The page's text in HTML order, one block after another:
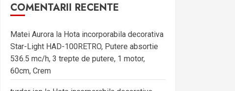
COMENTARII RECENTE
Matei Aurora la Hota incorporabila decorativa
Star-Light HAD-100RETRO, Putere absortie
536.5 mc/h, 3 trepte de putere, 1 motor,
60cm, Crem